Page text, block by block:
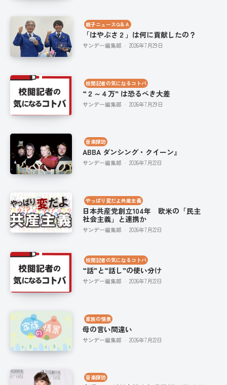
親子ニュースQ＆Ａ
「はやぶさ２」は何に貢献したの？
サンデー編集部 - 2026年7月29日
校閲記者の気になるコトバ
“２～４万” は恐るべき大差
サンデー編集部 - 2026年7月29日
音楽探訪
ABBA ダンシング・クイーン』
サンデー編集部 - 2026年7月22日
やっぱり変だよ共産主義
日本共産党創立104年 欧米の「民主
社会主義」と連携か
サンデー編集部 - 2026年7月22日
校閲記者の気になるコトバ
“話”と“話し”の使い分け
サンデー編集部 - 2026年7月22日
家族の情景
母の言い間違い
サンデー編集部 - 2026年7月22日
音楽探訪